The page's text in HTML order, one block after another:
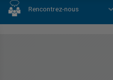
Rencontrez-nous